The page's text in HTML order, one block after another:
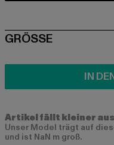
SIZE
GRÖSSE
IN
Artikel fällt kleiner aus
Unser Model trägt auf
und ist NaN m groß.